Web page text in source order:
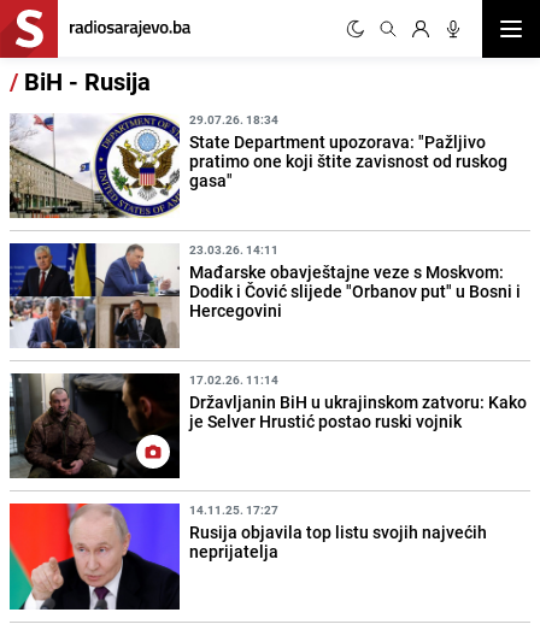
/ BiH - Rusija
29.07.26. 18:34
State Department upozorava: "Pažljivo
pratimo one koji štite zavisnost od ruskog
gasa"
23.03.26. 14:11
Mađarske obavještajne veze s Moskvom:
Dodik i Čović slijede "Orbanov put" u Bosni i
Hercegovini
17.02.26. 11:14
Državljanin BiH u ukrajinskom zatvoru: Kako
je Selver Hrustić postao ruski vojnik
14.11.25. 17:27
Rusija objavila top listu svojih najvećih
neprijatelja